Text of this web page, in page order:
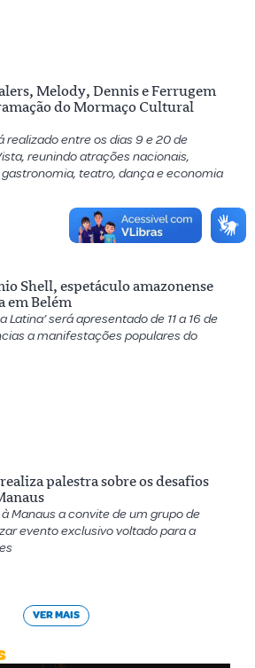
Melody, Dennis e Ferrugem
do Mormaço Cultural
realizado entre os dias 9 e 20 de
reunindo atrações nacionais,
teatro, dança e economia
Shell, espetáculo amazonense
em Belém
Latina’ será apresentado de 11 a 16 de
a manifestações populares do
palestra sobre os desafios
Manaus a convite de um grupo de
evento exclusivo voltado para a
VER MAIS